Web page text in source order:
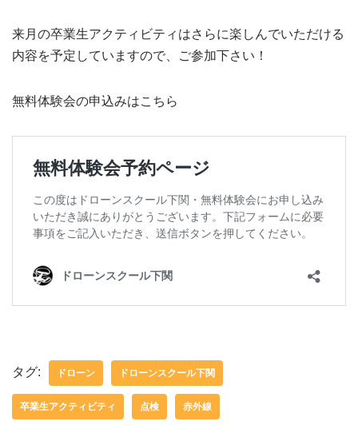
来月の卒業生アクティビティはさらに楽しんでいただける
内容を予定していますので、ご参加下さい！
無料体験会の申込みはこちら
タグ: ドローン ドローンスクール下関
卒業生アクティビティ 点検 赤外線